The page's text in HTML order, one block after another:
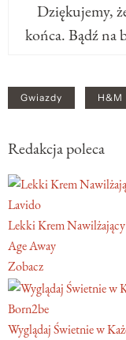
Dziękujemy,
końca. Bądź na
Gwiazdy H&M
Redakcja poleca
Lavido
Lekki Krem
Age Away
Zobacz
Born2be
Wyglądaj Świetnie w